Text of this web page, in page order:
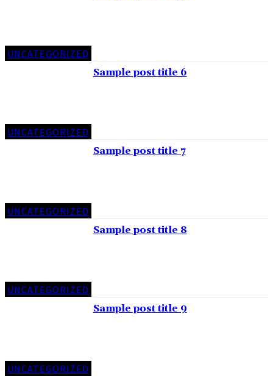
UNCATEGORIZED
UNCATEGORIZED
Sample post title 6
UNCATEGORIZED
Sample post title 7
UNCATEGORIZED
Sample post title 8
UNCATEGORIZED
Sample post title 9